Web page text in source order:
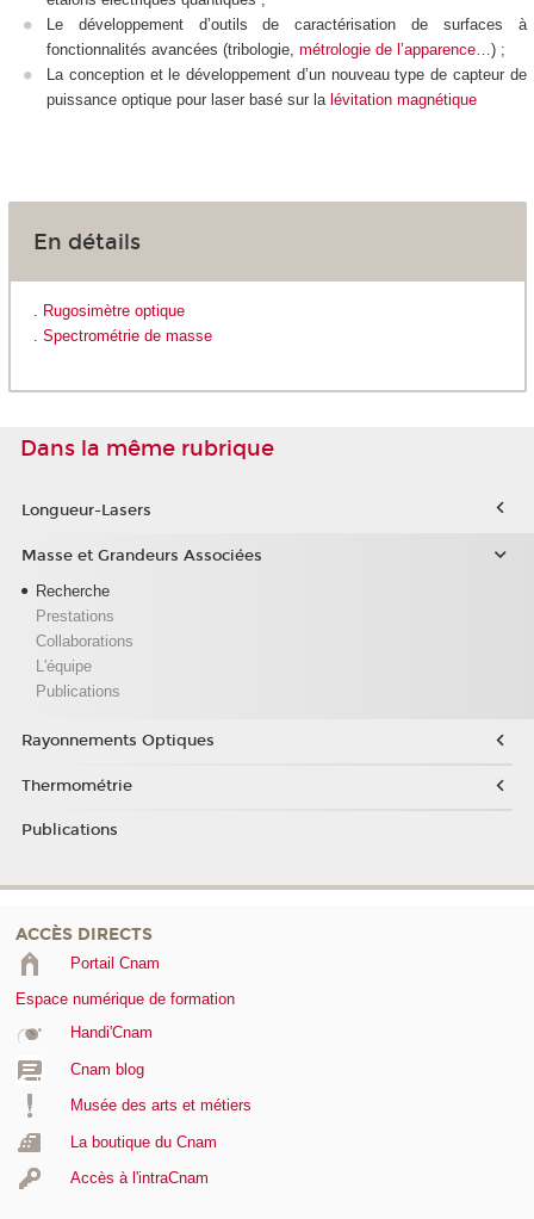
Le développement d’outils de caractérisation de surfaces à
fonctionnalités avancées (tribologie, métrologie de l’apparence …) ;
La conception et le développement d’un nouveau type de capteur de
puissance optique pour laser basé sur la lévitation magnétique
En détails
. Rugosimètre optique
. Spectrométrie de masse
Dans la même rubrique
Longueur-Lasers
Masse et Grandeurs Associées
Recherche
Prestations
Collaborations
L'équipe
Publications
Rayonnements Optiques
Thermométrie
Publications
ACCÈS DIRECTS
Portail Cnam
Espace numérique de formation
Handi'Cnam
Cnam blog
Musée des arts et métiers
La boutique du Cnam
Accès à l'intraCnam